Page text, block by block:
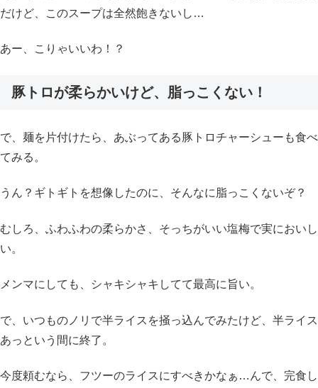
だけど、このスープは全然飽きないし…
あー、こりゃいいわ！？
豚トロが柔らかいけど、脂っこくない！
で、麺を片付けたら、あぶってある豚トロチャーシューも食べ
てみる。
うん？ギトギトを想像したのに、そんなに脂っこくないぞ？
むしろ、ふわふわの柔らかさ、そっちがいい塩梅で実においし
い。
メンマにしても、シャキシャキしてて最高に旨い。
で、いつものノリで半ライスを掻っ込んでみたけど、半ライス
あっという間に終了。
今度頼むなら、フツーのライスにすべきかなぁ…んで、完食し